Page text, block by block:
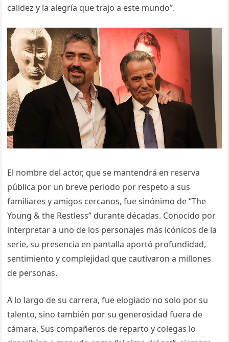
calidez y la alegría que trajo a este mundo”.
El nombre del actor, que se mantendrá en reserva
pública por un breve periodo por respeto a sus
familiares y amigos cercanos, fue sinónimo de “The
Young & the Restless” durante décadas. Conocido por
interpretar a uno de los personajes más icónicos de la
serie, su presencia en pantalla aportó profundidad,
sentimiento y complejidad que cautivaron a millones
de personas.
A lo largo de su carrera, fue elogiado no solo por su
talento, sino también por su generosidad fuera de
cámara. Sus compañeros de reparto y colegas lo